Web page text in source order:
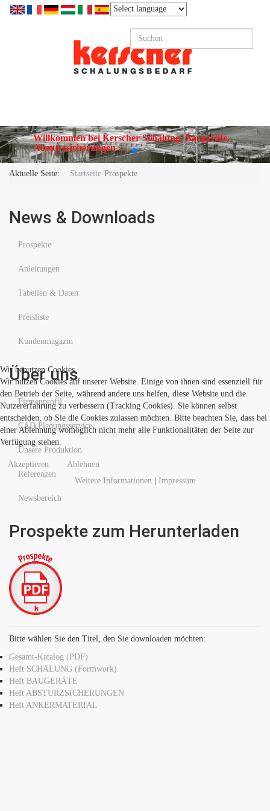
Willkommen bei Kerscher Schalung, Baugeräte,
Absturzsicherungen ...
Aktuelle Seite: Startseite Prospekte
News & Downloads
Prospekte
Anleitungen
Tabellen & Daten
Preisliste
Kundenmagazin
Über uns
Firmenprofil
CAD Planungsservice
Unsere Produktion
Referenzen
Newsbereich
Prospekte zum Herunterladen
Bitte wählen Sie den Titel, den Sie downloaden möchten:
Gesamt-Katalog (PDF)
Heft SCHALUNG (Formwork)
Heft BAUGERÄTE
Heft ABSTURZSICHERUNGEN
Heft ANKERMATERIAL
Wir benutzen Cookies
Wir nutzen Cookies auf unserer Website. Einige von ihnen sind essenziell für
den Betrieb der Seite, während andere uns helfen, diese Website und die
Nutzererfahrung zu verbessern (Tracking Cookies). Sie können selbst
entscheiden, ob Sie die Cookies zulassen möchten. Bitte beachten Sie, dass bei
einer Ablehnung womöglich nicht mehr alle Funktionalitäten der Seite zur
Verfügung stehen.
Akzeptieren
Ablehnen
Weitere Informationen | Impressum